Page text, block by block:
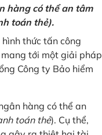
hàng có thể an tâm
toán thẻ).
thức tấn công
tới một giải pháp
Công ty Bảo hiểm
hàng có thể an
toán thẻ). Cụ thể,